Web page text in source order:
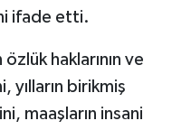
ifade etti.
haklarının ve
yılların birikmiş
maaşların insani